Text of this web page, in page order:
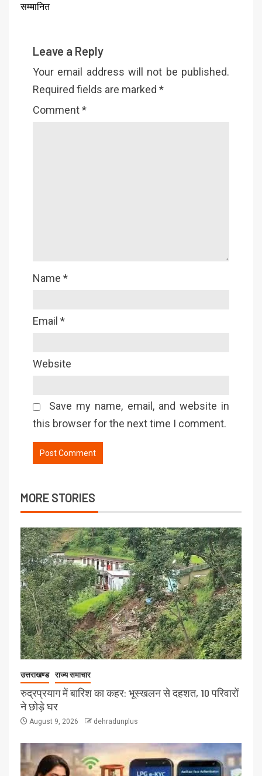
सम्मानित
Leave a Reply
Your email address will not be published.
Required fields are marked *
Comment*
Name *
Email *
Website
Save my name, email, and website in
this browser for the next time I comment.
MORE STORIES
उत्तराखण्ड राज्य समाचार
रुद्रप्रयाग में बारिश का कहर: भूस्खलन से दहशत, 10 परिवारों
ने छोड़े घर
August 9, 2026 dehradunplus